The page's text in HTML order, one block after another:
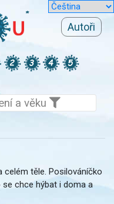
Autoři
a věku
celém těle. Posilováníčko
se chce hýbat i doma a